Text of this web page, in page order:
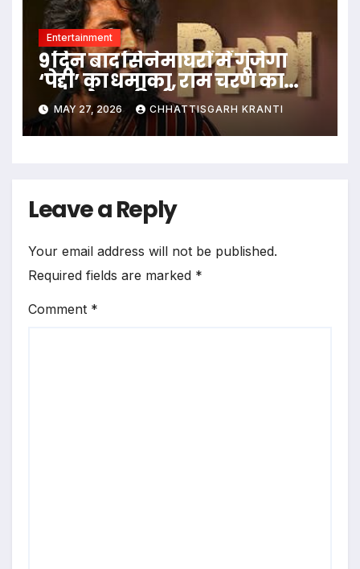
Entertainment
9 दिन बाद सिनेमाघरों में गूंजेगा
‘पेद्दी’ का धमाका, राम चरण का
नया पोस्टर रिलीज
MAY 27, 2026 CHHATTISGARH KRANTI
Leave a Reply
Your email address will not be published.
Required fields are marked *
Comment *